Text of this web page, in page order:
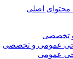
محتوای اصلی
تخصصی
عمومی و تخصصی
عمومی